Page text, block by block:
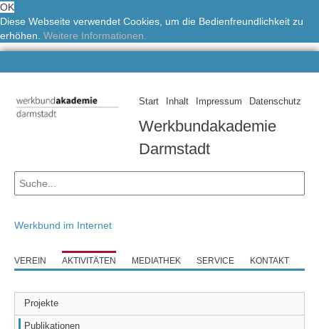
OK
Diese Webseite verwendet Cookies, um die Bedienfreundlichkeit zu
erhöhen. Weitere Informationen.
Start Inhalt Impressum Datenschutz
Werkbundakademie
Darmstadt
Werkbund im Internet
VEREIN AKTIVITÄTEN MEDIATHEK SERVICE KONTAKT
Projekte
Publikationen